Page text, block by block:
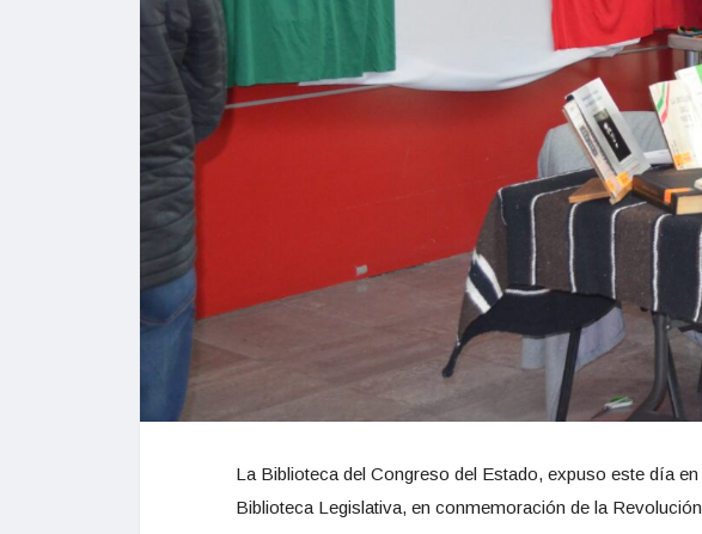
La Biblioteca del Congreso del Estado, expuso este día
Biblioteca Legislativa, en conmemoración de la